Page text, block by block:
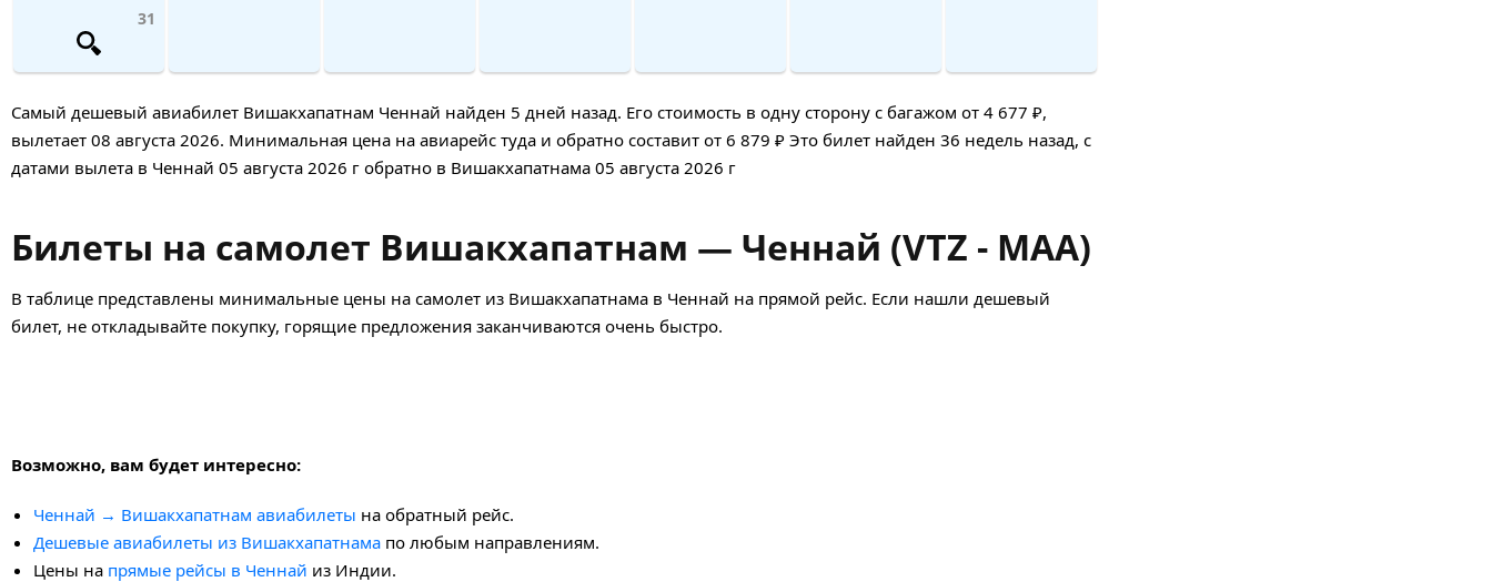
31
Самый дешевый авиабилет Вишакхапатнам Ченнай найден 5 дней назад. Его стоимость в одну сторону с багажом от 4 677 ₽,
вылетает 08 августа 2026. Минимальная цена на авиарейс туда и обратно составит от 6 879 ₽ Это билет найден 36 недель назад, с
датами вылета в Ченнай 05 августа 2026 г обратно в Вишакхапатнама 05 августа 2026 г
Билеты на самолет Вишакхапатнам — Ченнай (VTZ - MAA)
В таблице представлены минимальные цены на самолет из Вишакхапатнама в Ченнай на прямой рейс. Если нашли дешевый
билет, не откладывайте покупку, горящие предложения заканчиваются очень быстро.
Возможно, вам будет интересно:
Ченнай → Вишакхапатнам авиабилеты на обратный рейс.
Дешевые авиабилеты из Вишакхапатнама по любым направлениям.
Цены на прямые рейсы в Ченнай из Индии.